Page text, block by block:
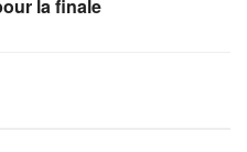
la finale